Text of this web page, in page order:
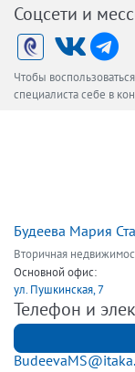
Соцсети и
Чтобы
специалиста себе в
Будеева Мария
Вторичная
Основной офис:
ул. Пушкинская, 7
Телефон и